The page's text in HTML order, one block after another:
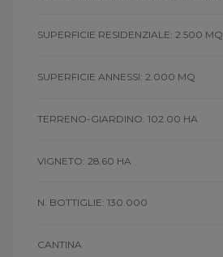
SUPERFICIE RESIDENZIALE: 2.500 MQ
SUPERFICIE ANNESSI: 2.000 MQ
TERRENO-GIARDINO: 102.00 HA
VIGNETO: 28.60 HA
N. BOTTIGLIE: 130.000
CANTINA